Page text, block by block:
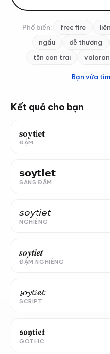
Phổ biến: free fire
ngầu
dễ thương
tên con trai
Bạn vừa
Kết quả cho bạn
𝐬𝐨𝐲𝐭𝐢𝐞𝐭
ĐẬM
𝘀𝗼𝘆𝘁𝗶𝗲𝘁
SANS ĐẬM
𝘴𝘰𝘺𝘵𝘪𝘦𝘵
NGHIÊNG
𝒔𝒐𝒚𝒕𝒊𝒆𝒕
ĐẬM NGHIÊNG
𝓼𝓸𝔂𝓽𝓲𝓮𝓽
SCRIPT
𝖘𝖔𝖞𝖙𝖎𝖊𝖙
GOTHIC